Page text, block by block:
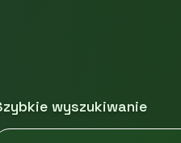
wyszukiwanie